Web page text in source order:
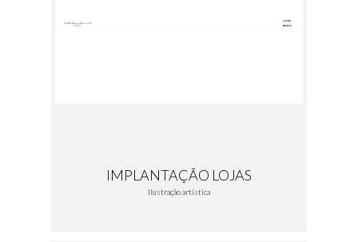
IMPLANTAÇÃO LOJAS
Ilustração artística